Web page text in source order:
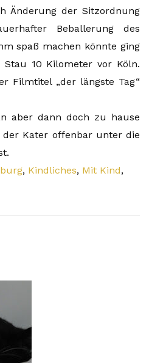
Änderung der Sitzordnung
Beballerung des
spaß machen könnte ging
10 Kilometer vor Köln.
Filmtitel „der längste Tag“
aber dann doch zu hause
Kater offenbar unter die
, Kindliches, Mit Kind,